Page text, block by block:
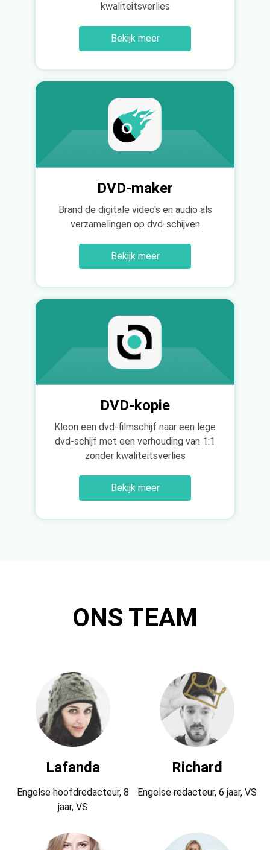
kwaliteitsverlies
Bekijk meer
DVD-maker
Brand de digitale video's en audio als
verzamelingen op dvd-schijven
Bekijk meer
DVD-kopie
Kloon een dvd-filmschijf naar een lege
dvd-schijf met een verhouding van 1:1
zonder kwaliteitsverlies
Bekijk meer
ONS TEAM
Lafanda
Engelse hoofdredacteur, 8
jaar, VS
Richard
Engelse redacteur, 6 jaar, VS